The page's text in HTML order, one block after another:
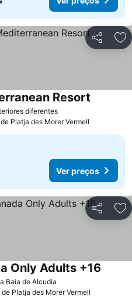
Partilhar
diferentes
Resort
Platja des Morer Vermell
Ver preços
Partilhar
Baía de Alcudia
Only Adults +16
Platja des Morer Vermell